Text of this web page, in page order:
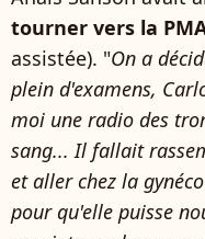
tourner vers la
assistée). "On a
plein d'examens,
moi une radio des
sang... Il fallait
et aller chez la
pour qu'elle puisse